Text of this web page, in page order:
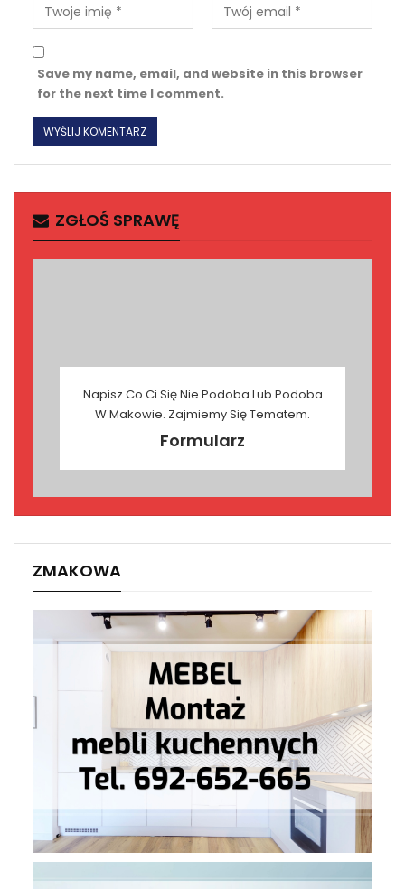
Save my name, email, and website in this browser
for the next time I comment.
ZGŁOŚ SPRAWĘ
Napisz Co Ci Się Nie Podoba Lub Podoba
W Makowie. Zajmiemy Się Tematem.
Formularz
ZMAKOWA